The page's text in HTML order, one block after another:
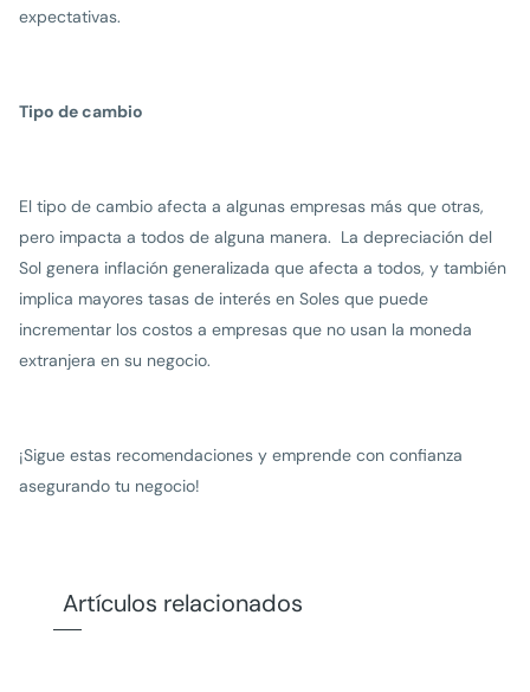
expectativas.
Tipo de cambio
El tipo de cambio afecta a algunas empresas más que otras,
pero impacta a todos de alguna manera. La depreciación del
Sol genera inflación generalizada que afecta a todos, y también
implica mayores tasas de interés en Soles que puede
incrementar los costos a empresas que no usan la moneda
extranjera en su negocio.
¡Sigue estas recomendaciones y emprende con confianza
asegurando tu negocio!
Artículos relacionados